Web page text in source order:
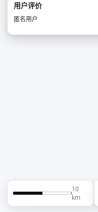
用户评价
匿名用户
10
km